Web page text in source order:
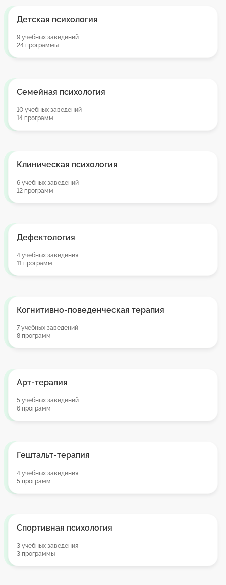
Детская психология
9 учебных заведений
24 программы
Семейная психология
10 учебных заведений
14 программ
Клиническая психология
6 учебных заведений
12 программ
Дефектология
4 учебных заведения
11 программ
Когнитивно-поведенческая терапия
7 учебных заведений
8 программ
Арт-терапия
5 учебных заведений
6 программ
Гештальт-терапия
4 учебных заведения
5 программ
Спортивная психология
3 учебных заведения
3 программы